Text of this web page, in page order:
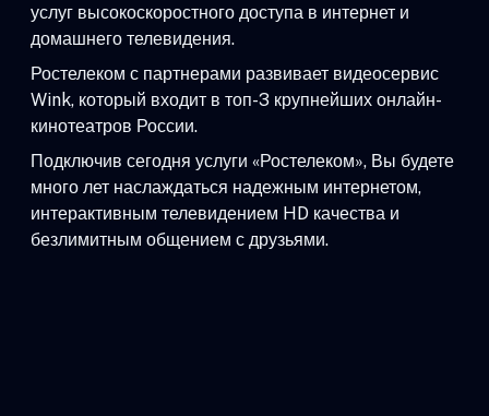
услуг высокоскоростного доступа в интернет и
домашнего телевидения.
Ростелеком с партнерами развивает видеосервис
Wink, который входит в топ-3 крупнейших онлайн-
кинотеатров России.
Подключив сегодня услуги «Ростелеком», Вы будете
много лет наслаждаться надежным интернетом,
интерактивным телевидением HD качества и
безлимитным общением с друзьями.